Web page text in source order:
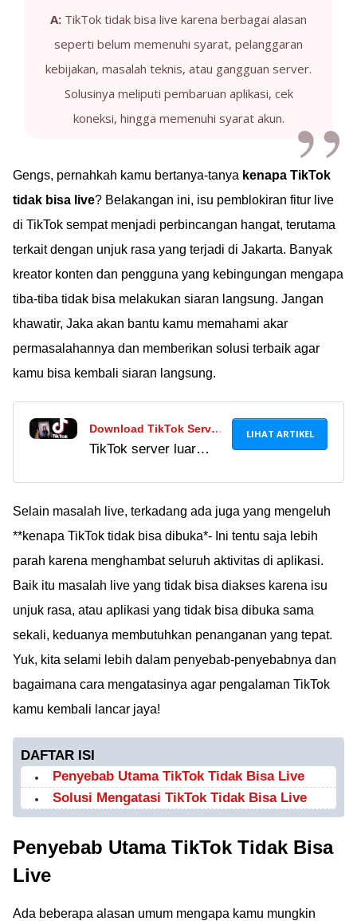
A: TikTok tidak bisa live karena berbagai alasan
seperti belum memenuhi syarat, pelanggaran
kebijakan, masalah teknis, atau gangguan server.
Solusinya meliputi pembaruan aplikasi, cek
koneksi, hingga memenuhi syarat akun.
Gengs, pernahkah kamu bertanya-tanya kenapa TikTok
tidak bisa live? Belakangan ini, isu pemblokiran fitur live
di TikTok sempat menjadi perbincangan hangat, terutama
terkait dengan unjuk rasa yang terjadi di Jakarta. Banyak
kreator konten dan pengguna yang kebingungan mengapa
tiba-tiba tidak bisa melakukan siaran langsung. Jangan
khawatir, Jaka akan bantu kamu memahami akar
permasalahannya dan memberikan solusi terbaik agar
kamu bisa kembali siaran langsung.
Download TikTok Server
Luar Negeri APK 2023,
TikTok server luar
bebas, mirip aplikasi
dewasa. Banyak yang
coba download TikTok
dulu risikonya.
LIHAT ARTIKEL
Selain masalah live, terkadang ada juga yang mengeluh
**kenapa TikTok tidak bisa dibuka*- Ini tentu saja lebih
parah karena menghambat seluruh aktivitas di aplikasi.
Baik itu masalah live yang tidak bisa diakses karena isu
unjuk rasa, atau aplikasi yang tidak bisa dibuka sama
sekali, keduanya membutuhkan penanganan yang tepat.
Yuk, kita selami lebih dalam penyebab-penyebabnya dan
bagaimana cara mengatasinya agar pengalaman TikTok
kamu kembali lancar jaya!
DAFTAR ISI
Penyebab Utama TikTok Tidak Bisa Live
Solusi Mengatasi TikTok Tidak Bisa Live
Penyebab Utama TikTok Tidak Bisa
Live
Ada beberapa alasan umum mengapa kamu mungkin